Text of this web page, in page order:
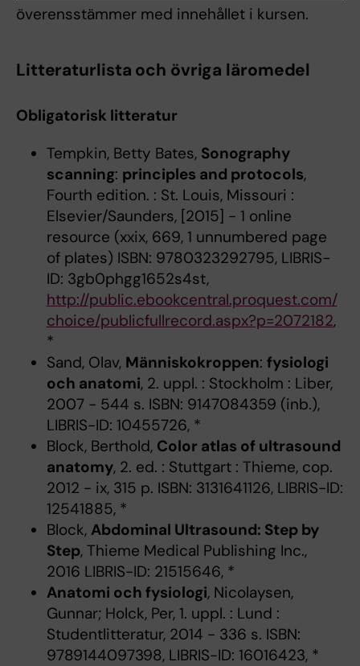
överensstämmer med innehållet i kursen.
Litteraturlista och övriga läromedel
Obligatorisk litteratur
Tempkin, Betty Bates, Sonography
scanning: principles and protocols,
Fourth edition. : St. Louis, Missouri :
Elsevier/Saunders, [2015] - 1 online
resource (xxix, 669, 1 unnumbered page
of plates) ISBN: 9780323292795, LIBRIS-
ID: 3gb0phgg1652s4st,
http://public.ebookcentral.proquest.com/
choice/publicfullrecord.aspx?p=2072182,
*
Sand, Olav, Människokroppen: fysiologi
och anatomi, 2. uppl. : Stockholm : Liber,
2007 - 544 s. ISBN: 9147084359 (inb.),
LIBRIS-ID: 10455726, *
Block, Berthold, Color atlas of ultrasound
anatomy, 2. ed. : Stuttgart : Thieme, cop.
2012 - ix, 315 p. ISBN: 3131641126, LIBRIS-ID:
12541885, *
Block, Abdominal Ultrasound: Step by
Step, Thieme Medical Publishing Inc.,
2016 LIBRIS-ID: 21515646, *
Anatomi och fysiologi, Nicolaysen,
Gunnar; Holck, Per, 1. uppl. : Lund :
Studentlitteratur, 2014 - 336 s. ISBN:
9789144097398, LIBRIS-ID: 16016423, *